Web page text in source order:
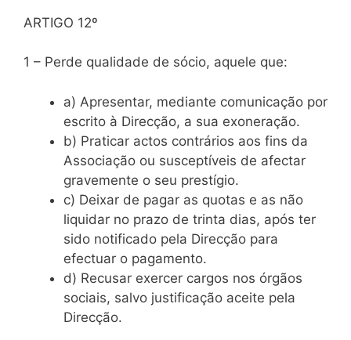
ARTIGO 12º
1 – Perde qualidade de sócio, aquele que:
a) Apresentar, mediante comunicação por
escrito à Direcção, a sua exoneração.
b) Praticar actos contrários aos fins da
Associação ou susceptíveis de afectar
gravemente o seu prestígio.
c) Deixar de pagar as quotas e as não
liquidar no prazo de trinta dias, após ter
sido notificado pela Direcção para
efectuar o pagamento.
d) Recusar exercer cargos nos órgãos
sociais, salvo justificação aceite pela
Direcção.